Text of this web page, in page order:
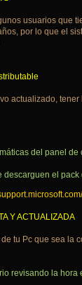
usuarios que
por lo que el
actualizado,
del panel
descarguen el
Y ACTUALIZADA
tu Pc que sea
revisando la